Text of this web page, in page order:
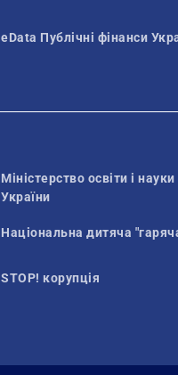
eData Публічні фінанси
Міністерство освіти і науки
України
Національна дитяча
STOP! корупція